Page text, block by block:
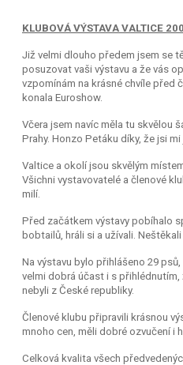
KLUBOVÁ VÝSTAVA VALTICE
Již velmi dlouho předem jsem se
posuzovat vaši výstavu a že vás
vzpomínám na krásné chvíle před
konala Euroshow.
Včera jsem navíc měla tu skvělou
Prahy. Honzo Petáku díky, že jsi mi
Valtice a okolí jsou skvělým
Všichni vystavovatelé a členové
milí.
Před začátkem výstavy pobíhalo
bobtailů, hráli si a užívali.
Na výstavu bylo přihlášeno 29
velmi dobrá účast i s
nebyli z České republiky.
Členové klubu připravili krásnou
mnoho cen, měli dobré ozvučení i
Celková kvalita všech